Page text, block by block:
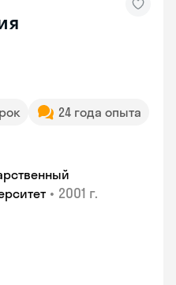
24 года опыта
• 2001 г.